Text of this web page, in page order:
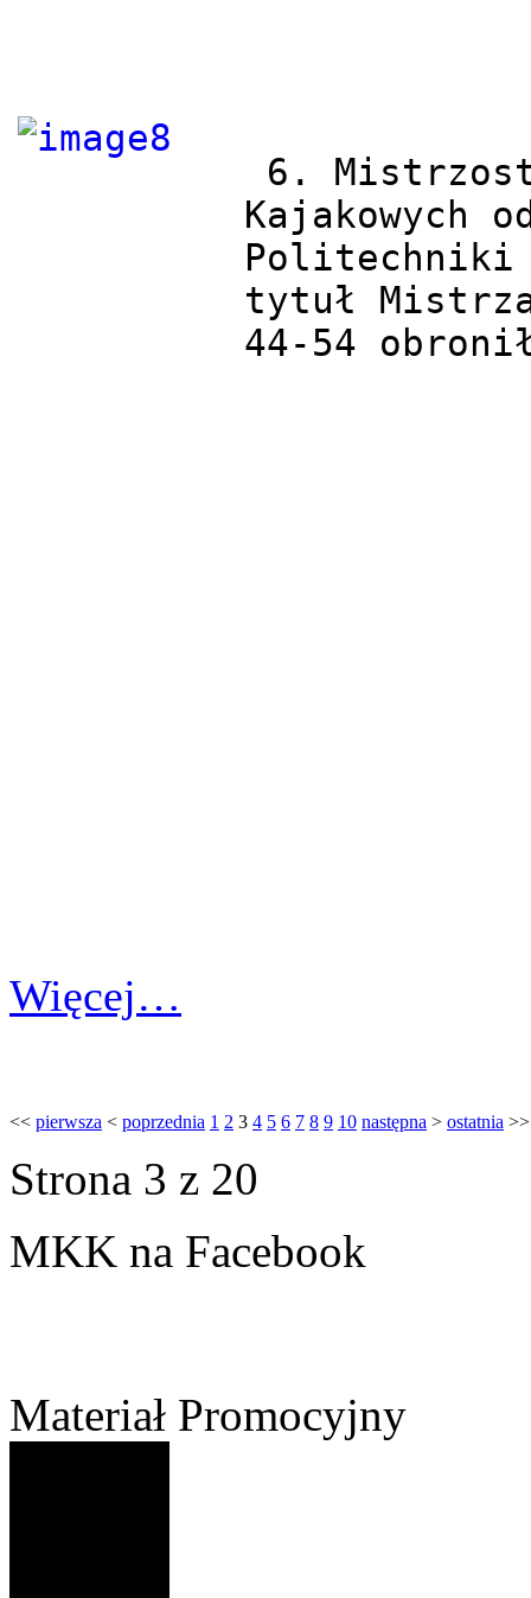
Kajakowych
Politechniki
tytuł
44-54
Więcej…
<< pierwsza < poprzednia 1 2 3 4 5 6 7 8 9 10 następna > ostatnia >>
Strona 3 z 20
MKK na Facebook
Materiał Promocyjny